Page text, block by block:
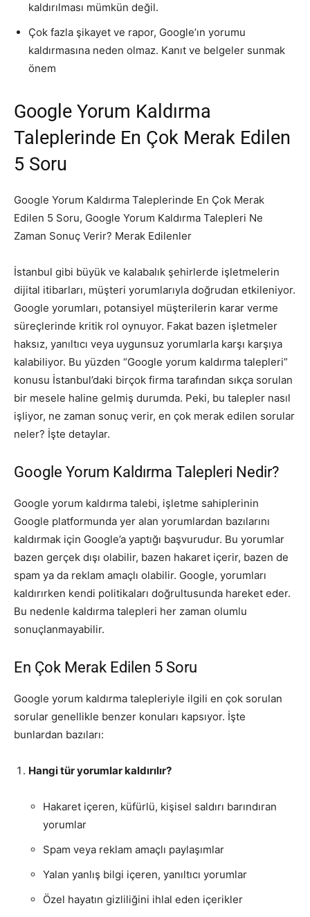
kaldırılması mümkün değil.
Çok fazla şikayet ve rapor, Google’ın yorumu
kaldırmasına neden olmaz. Kanıt ve belgeler sunmak
önem
Google Yorum Kaldırma
Taleplerinde En Çok Merak Edilen
5 Soru
Google Yorum Kaldırma Taleplerinde En Çok Merak
Edilen 5 Soru, Google Yorum Kaldırma Talepleri Ne
Zaman Sonuç Verir? Merak Edilenler
İstanbul gibi büyük ve kalabalık şehirlerde işletmelerin
dijital itibarları, müşteri yorumlarıyla doğrudan etkileniyor.
Google yorumları, potansiyel müşterilerin karar verme
süreçlerinde kritik rol oynuyor. Fakat bazen işletmeler
haksız, yanıltıcı veya uygunsuz yorumlarla karşı karşıya
kalabiliyor. Bu yüzden “Google yorum kaldırma talepleri”
konusu İstanbul’daki birçok firma tarafından sıkça sorulan
bir mesele haline gelmiş durumda. Peki, bu talepler nasıl
işliyor, ne zaman sonuç verir, en çok merak edilen sorular
neler? İşte detaylar.
Google Yorum Kaldırma Talepleri Nedir?
Google yorum kaldırma talebi, işletme sahiplerinin
Google platformunda yer alan yorumlardan bazılarını
kaldırmak için Google’a yaptığı başvurudur. Bu yorumlar
bazen gerçek dışı olabilir, bazen hakaret içerir, bazen de
spam ya da reklam amaçlı olabilir. Google, yorumları
kaldırırken kendi politikaları doğrultusunda hareket eder.
Bu nedenle kaldırma talepleri her zaman olumlu
sonuçlanmayabilir.
En Çok Merak Edilen 5 Soru
Google yorum kaldırma talepleriyle ilgili en çok sorulan
sorular genellikle benzer konuları kapsıyor. İşte
bunlardan bazıları:
Hangi tür yorumlar kaldırılır?
Hakaret içeren, küfürlü, kişisel saldırı barındıran
yorumlar
Spam veya reklam amaçlı paylaşımlar
Yalan yanlış bilgi içeren, yanıltıcı yorumlar
Özel hayatın gizliliğini ihlal eden içerikler